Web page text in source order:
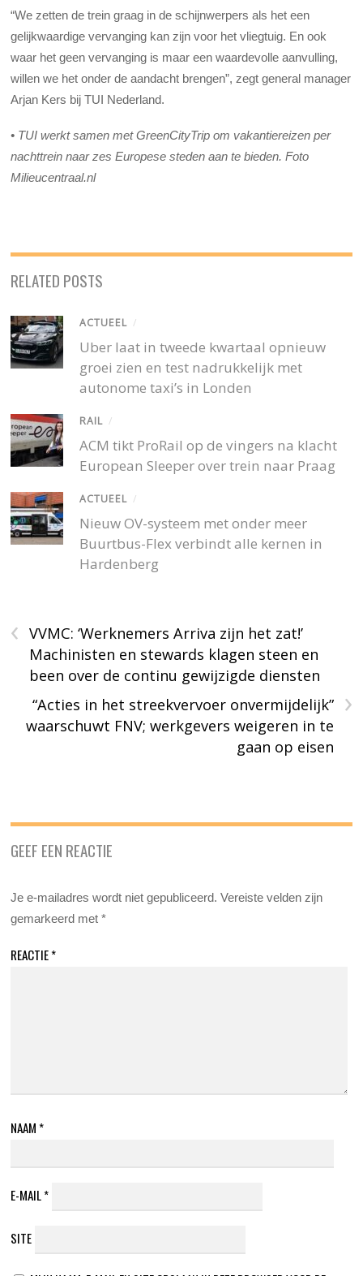
“We zetten de trein graag in de schijnwerpers als het een
gelijkwaardige vervanging kan zijn voor het vliegtuig. En ook
waar het geen vervanging is maar een waardevolle aanvulling,
willen we het onder de aandacht brengen”, zegt general manager
Arjan Kers bij TUI Nederland.
• TUI werkt samen met GreenCityTrip om vakantiereizen per
nachttrein naar zes Europese steden aan te bieden. Foto
Milieucentraal.nl
RELATED POSTS
ACTUEEL /
Uber laat in tweede kwartaal opnieuw
groei zien en test nadrukkelijk met
autonome taxi’s in Londen
RAIL /
ACM tikt ProRail op de vingers na klacht
European Sleeper over trein naar Praag
ACTUEEL /
Nieuw OV-systeem met onder meer
Buurtbus-Flex verbindt alle kernen in
Hardenberg
‹
VVMC: ‘Werknemers Arriva zijn het zat!’
Machinisten en stewards klagen steen en
been over de continu gewijzigde diensten
›
“Acties in het streekvervoer onvermijdelijk”
waarschuwt FNV; werkgevers weigeren in te
gaan op eisen
GEEF EEN REACTIE
Je e-mailadres wordt niet gepubliceerd. Vereiste velden zijn
gemarkeerd met*
REACTIE*
NAAM *
E-MAIL*
SITE